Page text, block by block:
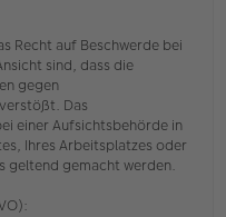
Recht auf Beschwerde bei
sind, dass die
gegen
Das
einer Aufsichtsbehörde in
Ihres Arbeitsplatzes oder
geltend gemacht werden.